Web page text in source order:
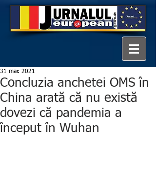
Concluzia anchetei OMS în
China arată că nu există
dovezi că pandemia a
început în Wuhan
31 mar. 2021